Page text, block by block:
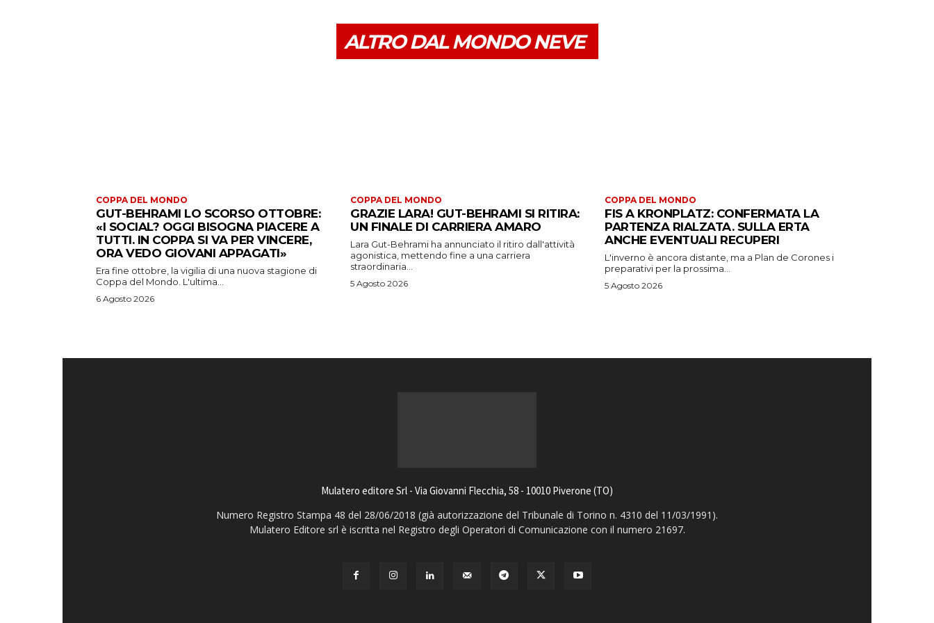
ALTRO DAL MONDO NEVE
COPPA DEL MONDO
GUT-BEHRAMI LO SCORSO OTTOBRE:
«I SOCIAL? OGGI BISOGNA PIACERE A
TUTTI. IN COPPA SI VA PER VINCERE,
ORA VEDO GIOVANI APPAGATI»
Era fine ottobre, la vigilia di una nuova stagione di
Coppa del Mondo. L'ultima...
6 Agosto 2026
COPPA DEL MONDO
GRAZIE LARA! GUT-BEHRAMI SI RITIRA:
UN FINALE DI CARRIERA AMARO
Lara Gut-Behrami ha annunciato il ritiro dall'attività
agonistica, mettendo fine a una carriera
straordinaria...
5 Agosto 2026
COPPA DEL MONDO
FIS A KRONPLATZ: CONFERMATA LA
PARTENZA RIALZATA. SULLA ERTA
ANCHE EVENTUALI RECUPERI
L'inverno è ancora distante, ma a Plan de Corones i
preparativi per la prossima...
5 Agosto 2026
Mulatero editore Srl - Via Giovanni Flecchia, 58 - 10010 Piverone (TO)
Numero Registro Stampa 48 del 28/06/2018 (già autorizzazione del Tribunale di Torino n. 4310 del 11/03/1991).
Mulatero Editore srl è iscritta nel Registro degli Operatori di Comunicazione con il numero 21697.